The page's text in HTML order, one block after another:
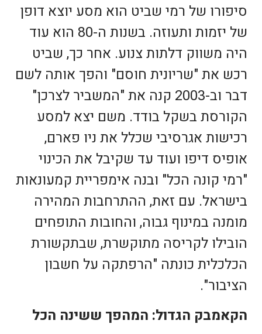
סיפורו של רמי שביט הוא מסע יוצא דופן
של יזמות ותעוזה. בשנות ה-80 הוא עוד
היה משווק דלתות צנוע. אחר כך, שביט
רכש את "שריונית חוסם" והפך אותה לשם
דבר וב-2003 קנה את "המשביר לצרכן"
הקורסת בשקל בודד. משם יצא למסע
רכישות אגרסיבי שכלל את ניו פארם,
אופיס דיפו ועוד עד שקיבל את הכינוי
"רמי קונה הכל" ובנה אימפריית קמעונאות
בישראל. עם זאת, ההתרחבות המהירה
מומנה במינוף גבוה, והחובות התופחים
הובילו לקריסה מתוקשרת, שבתקשורת
הכלכלית כונתה "הרפתקה על חשבון
הציבור".
הקאמבק הגדול: המהפך ששינה הכל